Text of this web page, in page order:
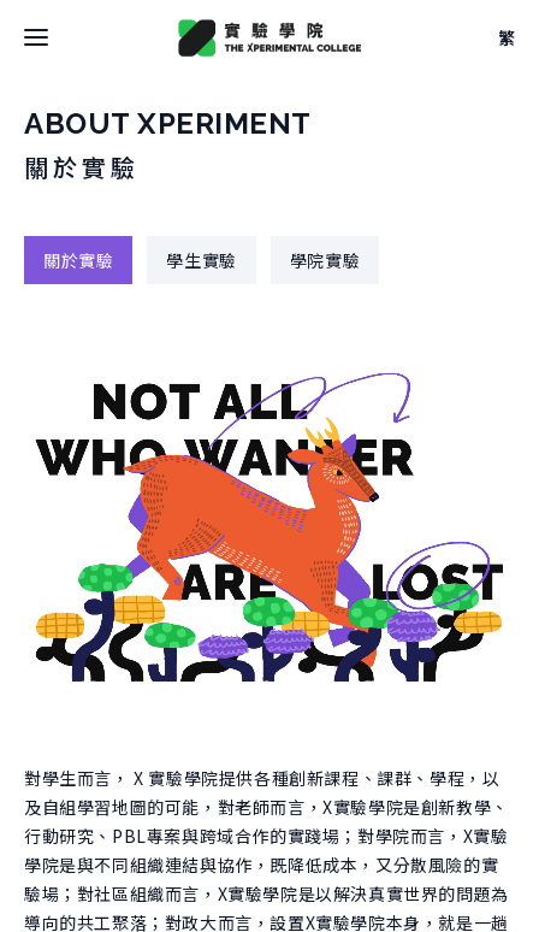
繁
最新消息
關於學院
大事記
關於空間
借用
申請方式
關於課程
關於課程
曾開設課程
學院實驗
跨域共振
跨域共振
捐款支持
友好單位
旭立文教基金會
ABOUT XPERIMENT
關於實驗
關於實驗 學生實驗 學院實驗
對學生而言， X 實驗學院提供各種創新課程、課群、學程，以
及自組學習地圖的可能，對老師而言，X實驗學院是創新教學、
行動研究、PBL專案與跨域合作的實踐場；對學院而言，X實驗
學院是與不同組織連結與協作，既降低成本，又分散風險的實
驗場；對社區組織而言，X實驗學院是以解決真實世界的問題為
導向的共工聚落；對政大而言，設置X實驗學院本身，就是一趟